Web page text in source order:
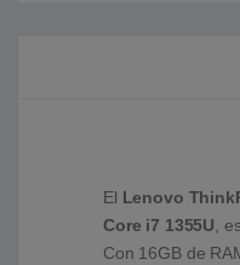
El Lenovo
Core i7 1355U ,
Con 16GB de